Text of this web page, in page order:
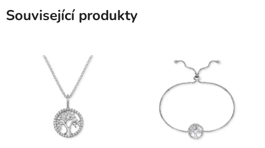
Související produkty